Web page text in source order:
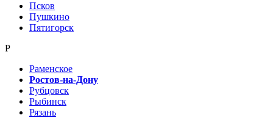
Псков
Пушкино
Пятигорск
Р
Раменское
Ростов-на-Дону
Рубцовск
Рыбинск
Рязань